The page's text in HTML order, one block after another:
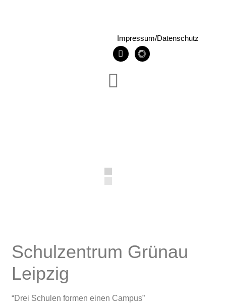
Impressum/Datenschutz
Schulzentrum Grünau
Leipzig
“Drei Schulen formen einen Campus”